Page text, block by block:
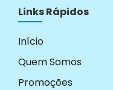
Links Rápidos
Início
Quem Somos
Promoções